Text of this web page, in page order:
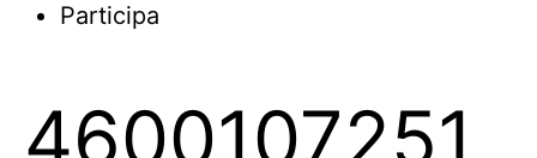
Participa
4600107251